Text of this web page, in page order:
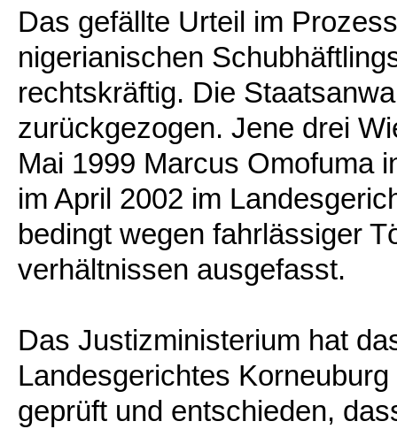
Das gefällte Urteil im
nigerianischen
rechtskräftig. Die
zurückgezogen. Jene drei
Mai 1999 Marcus Omofuma
im April 2002 im
bedingt wegen fahrlässiger
verhältnissen ausgefasst.
Das Justizministerium hat
Landesgerichtes
geprüft und entschieden,